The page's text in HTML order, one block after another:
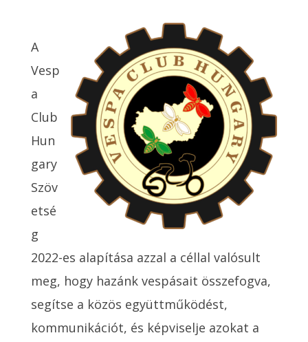
A
Vesp
a
Club
Hun
gary
Szöv
etsé
g
2022-es alapítása azzal a céllal valósult
meg, hogy hazánk vespásait összefogva,
segítse a közös együttműködést,
kommunikációt, és képviselje azokat a